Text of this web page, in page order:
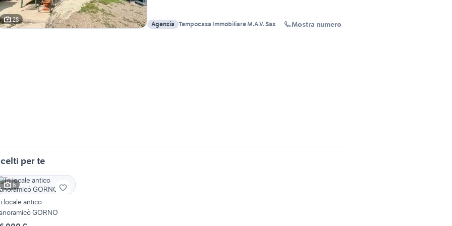
28
Agenzia Tempocasa Immobiliare M.A.V. Sas Mostra numero
per te
6
locale antico
GORNO